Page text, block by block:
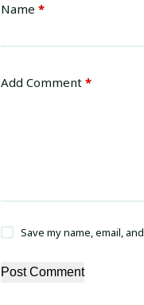
Name *
Add Comment *
Save my name, email,
Post Comment